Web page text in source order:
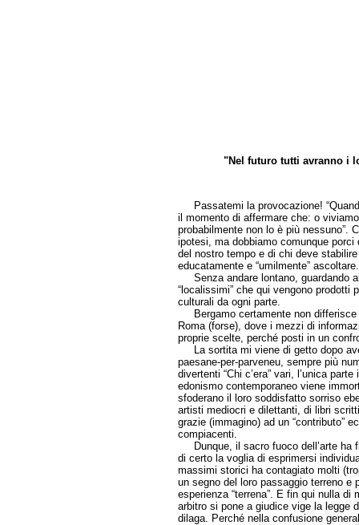
"Nel futuro tutti avranno i
Passatemi la provocazione!
il momento di affermare che: o
probabilmente non lo è più nessuno”.
ipotesi, ma dobbiamo comunque
del nostro tempo e di chi deve
educatamente e “umilmente” ascoltare.
Senza andare lontano, guardando
“localissimi” che qui vengono
culturali da ogni parte.
Bergamo certamente non differisce
Roma (forse), dove i mezzi di
proprie scelte, perché posti in un
La sortita mi viene di getto dopo
paesane-per-parveneu, sempre più
divertenti “Chi c’era” vari, l’unica
edonismo contemporaneo viene
sfoderano il loro soddisfatto sorriso
artisti mediocri e dilettanti, di libri
grazie (immagino) ad un “contributo”
compiacenti.
Dunque, il sacro fuoco dell’arte ha
di certo la voglia di esprimersi
massimi storici ha contagiato molti
un segno del loro passaggio terreno e
esperienza “terrena”. E fin qui nulla di
arbitro si pone a giudice vige la legge
dilaga. Perché nella confusione